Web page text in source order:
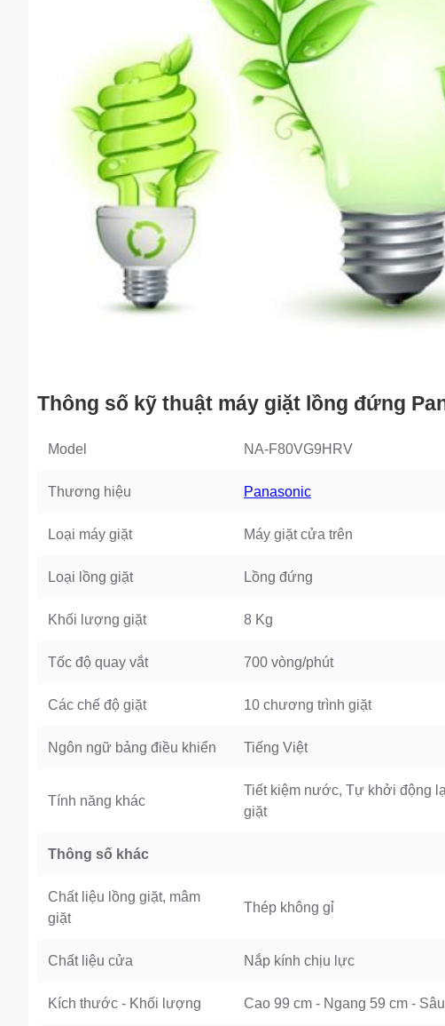
Thông số kỹ thuật máy giặt lồng đứng
Model NA-F80VG9HRV
Thương hiệu Panasonic
Loại máy giặt Máy giặt cửa trên
Loại lồng giặt Lồng đứng
Khối lượng giặt 8 Kg
Tốc độ quay vắt 700 vòng/phút
Các chế độ giặt 10 chương trình giặt
Ngôn ngữ bảng điều khiển Tiếng Việt
Tính năng khác
Tiết kiệm nước, Tự khởi động
giặt
Thông số khác
Chất liệu lồng giặt, mâm
giặt
Thép không gỉ
Chất liệu cửa Nắp kính chịu lực
Kích thước - Khối lượng Cao 99 cm - Ngang 59 cm -